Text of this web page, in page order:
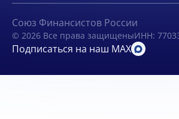
Союз Финансистов России
© 2026 Все права защищеныИНН:
Подписаться на наш MAX